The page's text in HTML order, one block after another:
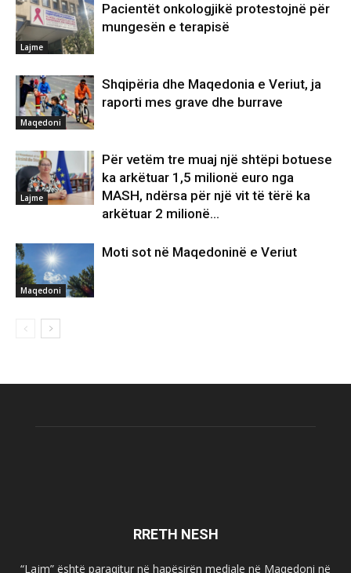
Lajme
Pacientët onkologjikë protestojnë për
mungesën e terapisë
Maqedoni
Shqipëria dhe Maqedonia e Veriut, ja
raporti mes grave dhe burrave
Lajme
Për vetëm tre muaj një shtëpi botuese
ka arkëtuar 1,5 milionë euro nga
MASH, ndërsa për një vit të tërë ka
arkëtuar 2 milionë...
Maqedoni
Moti sot në Maqedoninë e Veriut
RRETH NESH
“Lajm” është paraqitur në hapësirën mediale në Maqedoni në